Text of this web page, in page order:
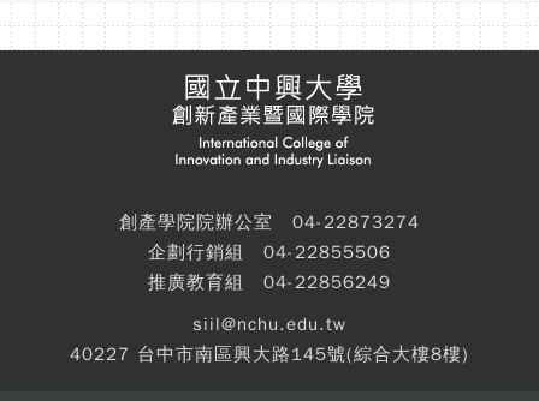
創產學院院辦公室 04-22873274
企劃行銷組 04-22855506
推廣教育組 04-22856249
siil@nchu.edu.tw
40227 台中市南區興大路145號(綜合大樓8樓)